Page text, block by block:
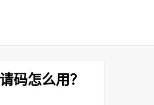
码怎么用？